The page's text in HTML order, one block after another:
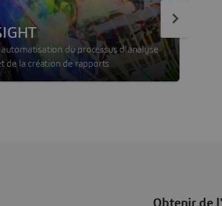
du processus d'analyse
de la création de rapports
Obtenir de